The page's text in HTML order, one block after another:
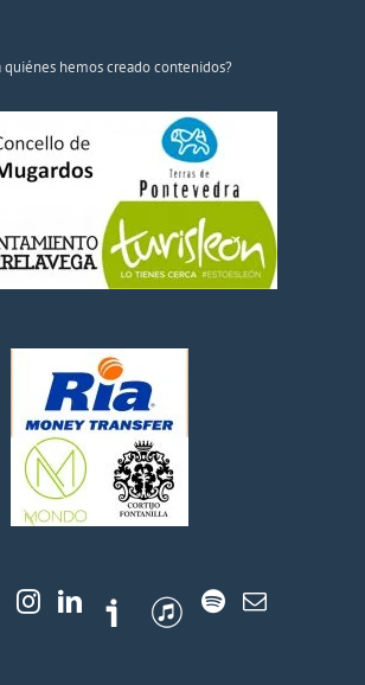
quiénes hemos creado contenidos?